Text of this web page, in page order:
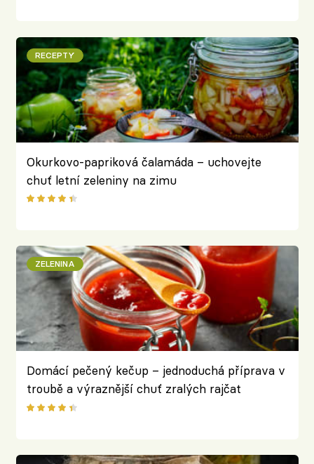
RECEPTY
Okurkovo-papriková čalamáda – uchovejte
chuť letní zeleniny na zimu
ZELENINA
Domácí pečený kečup – jednoduchá příprava v
troubě a výraznější chuť zralých rajčat